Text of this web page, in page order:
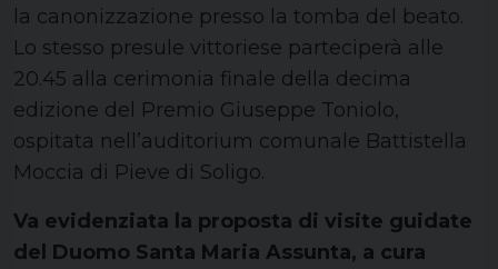
la canonizzazione presso la tomba del beato.
Lo stesso presule vittoriese parteciperà alle
20.45 alla cerimonia finale della decima
edizione del Premio Giuseppe Toniolo,
ospitata nell’auditorium comunale Battistella
Moccia di Pieve di Soligo.
Va evidenziata la proposta di visite guidate
del Duomo Santa Maria Assunta, a cura